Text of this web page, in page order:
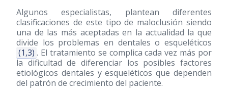
Algunos especialistas, plantean diferentes
clasificaciones de este tipo de maloclusión siendo
una de las más aceptadas en la actualidad la que
divide los problemas en dentales o esqueléticos
(1,3) . El tratamiento se complica cada vez más por
la dificultad de diferenciar los posibles factores
etiológicos dentales y esqueléticos que dependen
del patrón de crecimiento del paciente.